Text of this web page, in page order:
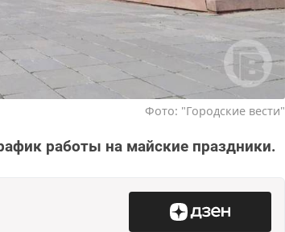
Фото: "Городские вести"
работы на майские праздники.